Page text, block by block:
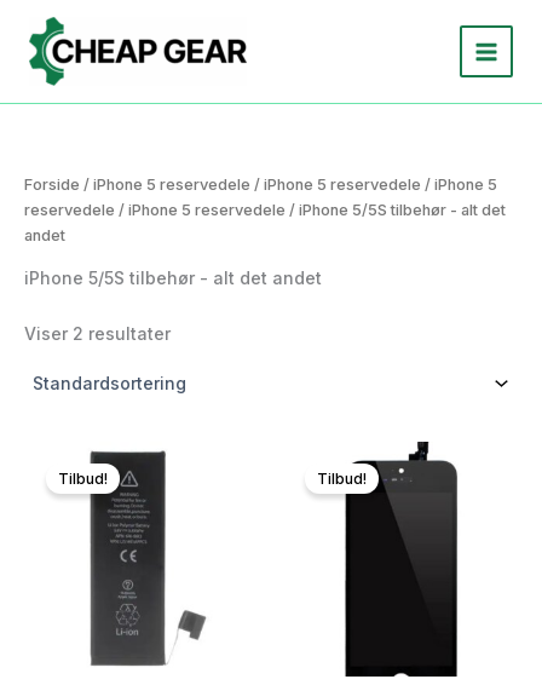
indholdet
Forside / iPhone 5 reservedele / iPhone 5 reservedele / iPhone 5
reservedele / iPhone 5 reservedele / iPhone 5/5S tilbehør - alt det
andet
iPhone 5/5S tilbehør - alt det andet
Viser 2 resultater
Tilbud! Tilbud!